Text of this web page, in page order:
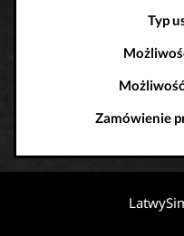
Typ
Zamówienie